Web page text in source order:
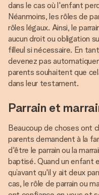
dans le cas où l'enfant
Néanmoins, les rôles de
rôles légaux. Ainsi, le
aucun droit ou obligation
filleul si nécessaire. En
devenez pas
parents souhaitent que
dans leur testament.
Parrain et
Beaucoup de choses ont
parents demandent à la
d'être le parrain ou la
baptisé. Quand un enfant
qu’avant qu'il y ait deux
cas, le rôle de parrain ou